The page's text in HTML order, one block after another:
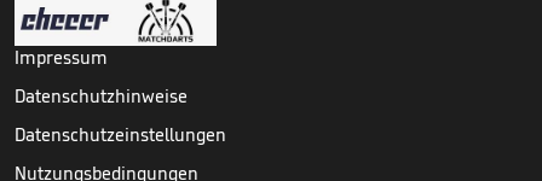
Impressum
Datenschutzhinweise
Datenschutzeinstellungen
Nutzungsbedingungen